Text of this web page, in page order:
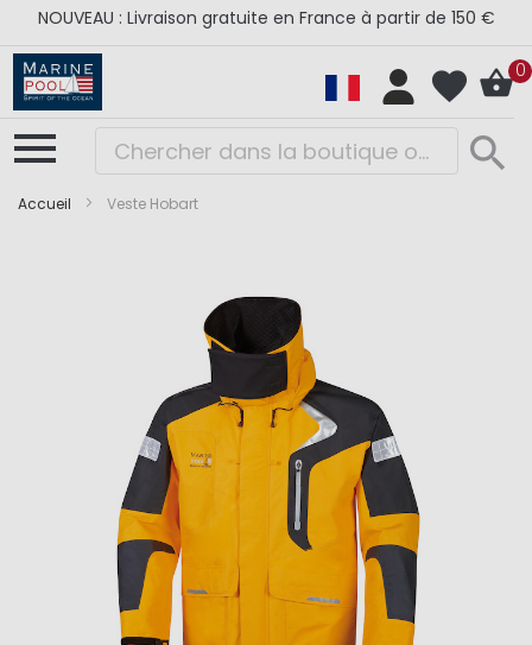
NOUVEAU : Livraison gratuite en France à partir de 150 €
0
Accueil Veste Hobart